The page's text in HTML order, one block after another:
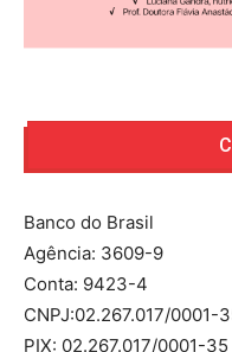
Banco do Brasil
Agência: 3609-9
Conta: 9423-4
CNPJ:02.267.017/0001-
PIX: 02.267.017/0001-35